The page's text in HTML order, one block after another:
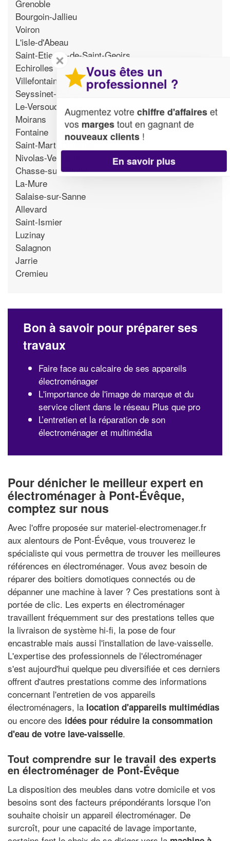
Grenoble
Bourgoin-Jallieu
Voiron
L'isle-d'Abeau
Saint-Etienne-de-Saint-Geoirs
Echirolles
Villefontaine
Seyssinet-Pariset
Le-Versoud
Moirans
Fontaine
Saint-Martin-d'Heres
Nivolas-Vermelle
Chasse-sur-Rhone
La-Mure
Salaise-sur-Sanne
Allevard
Saint-Ismier
Luzinay
Salagnon
Jarrie
Cremieu
Bon à savoir pour préparer ses
travaux
Faire face au calcaire de ses appareils
électroménager
L'importance de l'image de marque et du
service client dans le réseau Plus que pro
L’entretien et la réparation de son
électroménager et multimédia
Pour dénicher le meilleur expert en
électroménager à Pont-Évêque,
comptez sur nous
Avec l'offre proposée sur materiel-electromenager.fr
aux alentours de Pont-Évêque, vous trouverez le
spécialiste qui vous permettra de trouver les meilleures
références en électroménager. Vous avez besoin de
réparer des boitiers domotiques connectés ou de
dépanner une machine à laver ? Ces prestations sont à
portée de clic. Les experts en électroménager
travaillent fréquemment sur des prestations telles que
la livraison de système hi-fi, la pose de four
encastrable mais aussi l'installation de lave-vaisselle.
L'expertise des professionnels de l'électroménager
s'est aujourd'hui quelque peu diversifiée et ces derniers
offrent d'autres prestations comme des informations
concernant l'entretien de vos appareils
électroménagers, la location d'appareils multimédias
ou encore des idées pour réduire la consommation
d'eau de votre lave-vaisselle.
Tout comprendre sur le travail des experts
en électroménager de Pont-Évêque
La disposition des meubles dans votre domicile et vos
besoins sont des facteurs prépondérants lorsque l'on
souhaite choisir un appareil électroménager. De
surcroît, pour une capacité de lavage importante,
✕
Vous êtes un
professionnel ?
Augmentez votrechiffre d'affaireset
vosmargestout en gagnant de
nouveaux clients!
En savoir plus